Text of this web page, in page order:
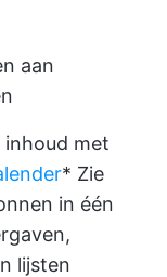
aan
inhoud met
* Zie
in één
lijsten